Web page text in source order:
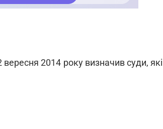
2014 року визначив суди, які